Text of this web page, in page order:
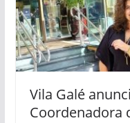
Vila Galé
Coordenadora